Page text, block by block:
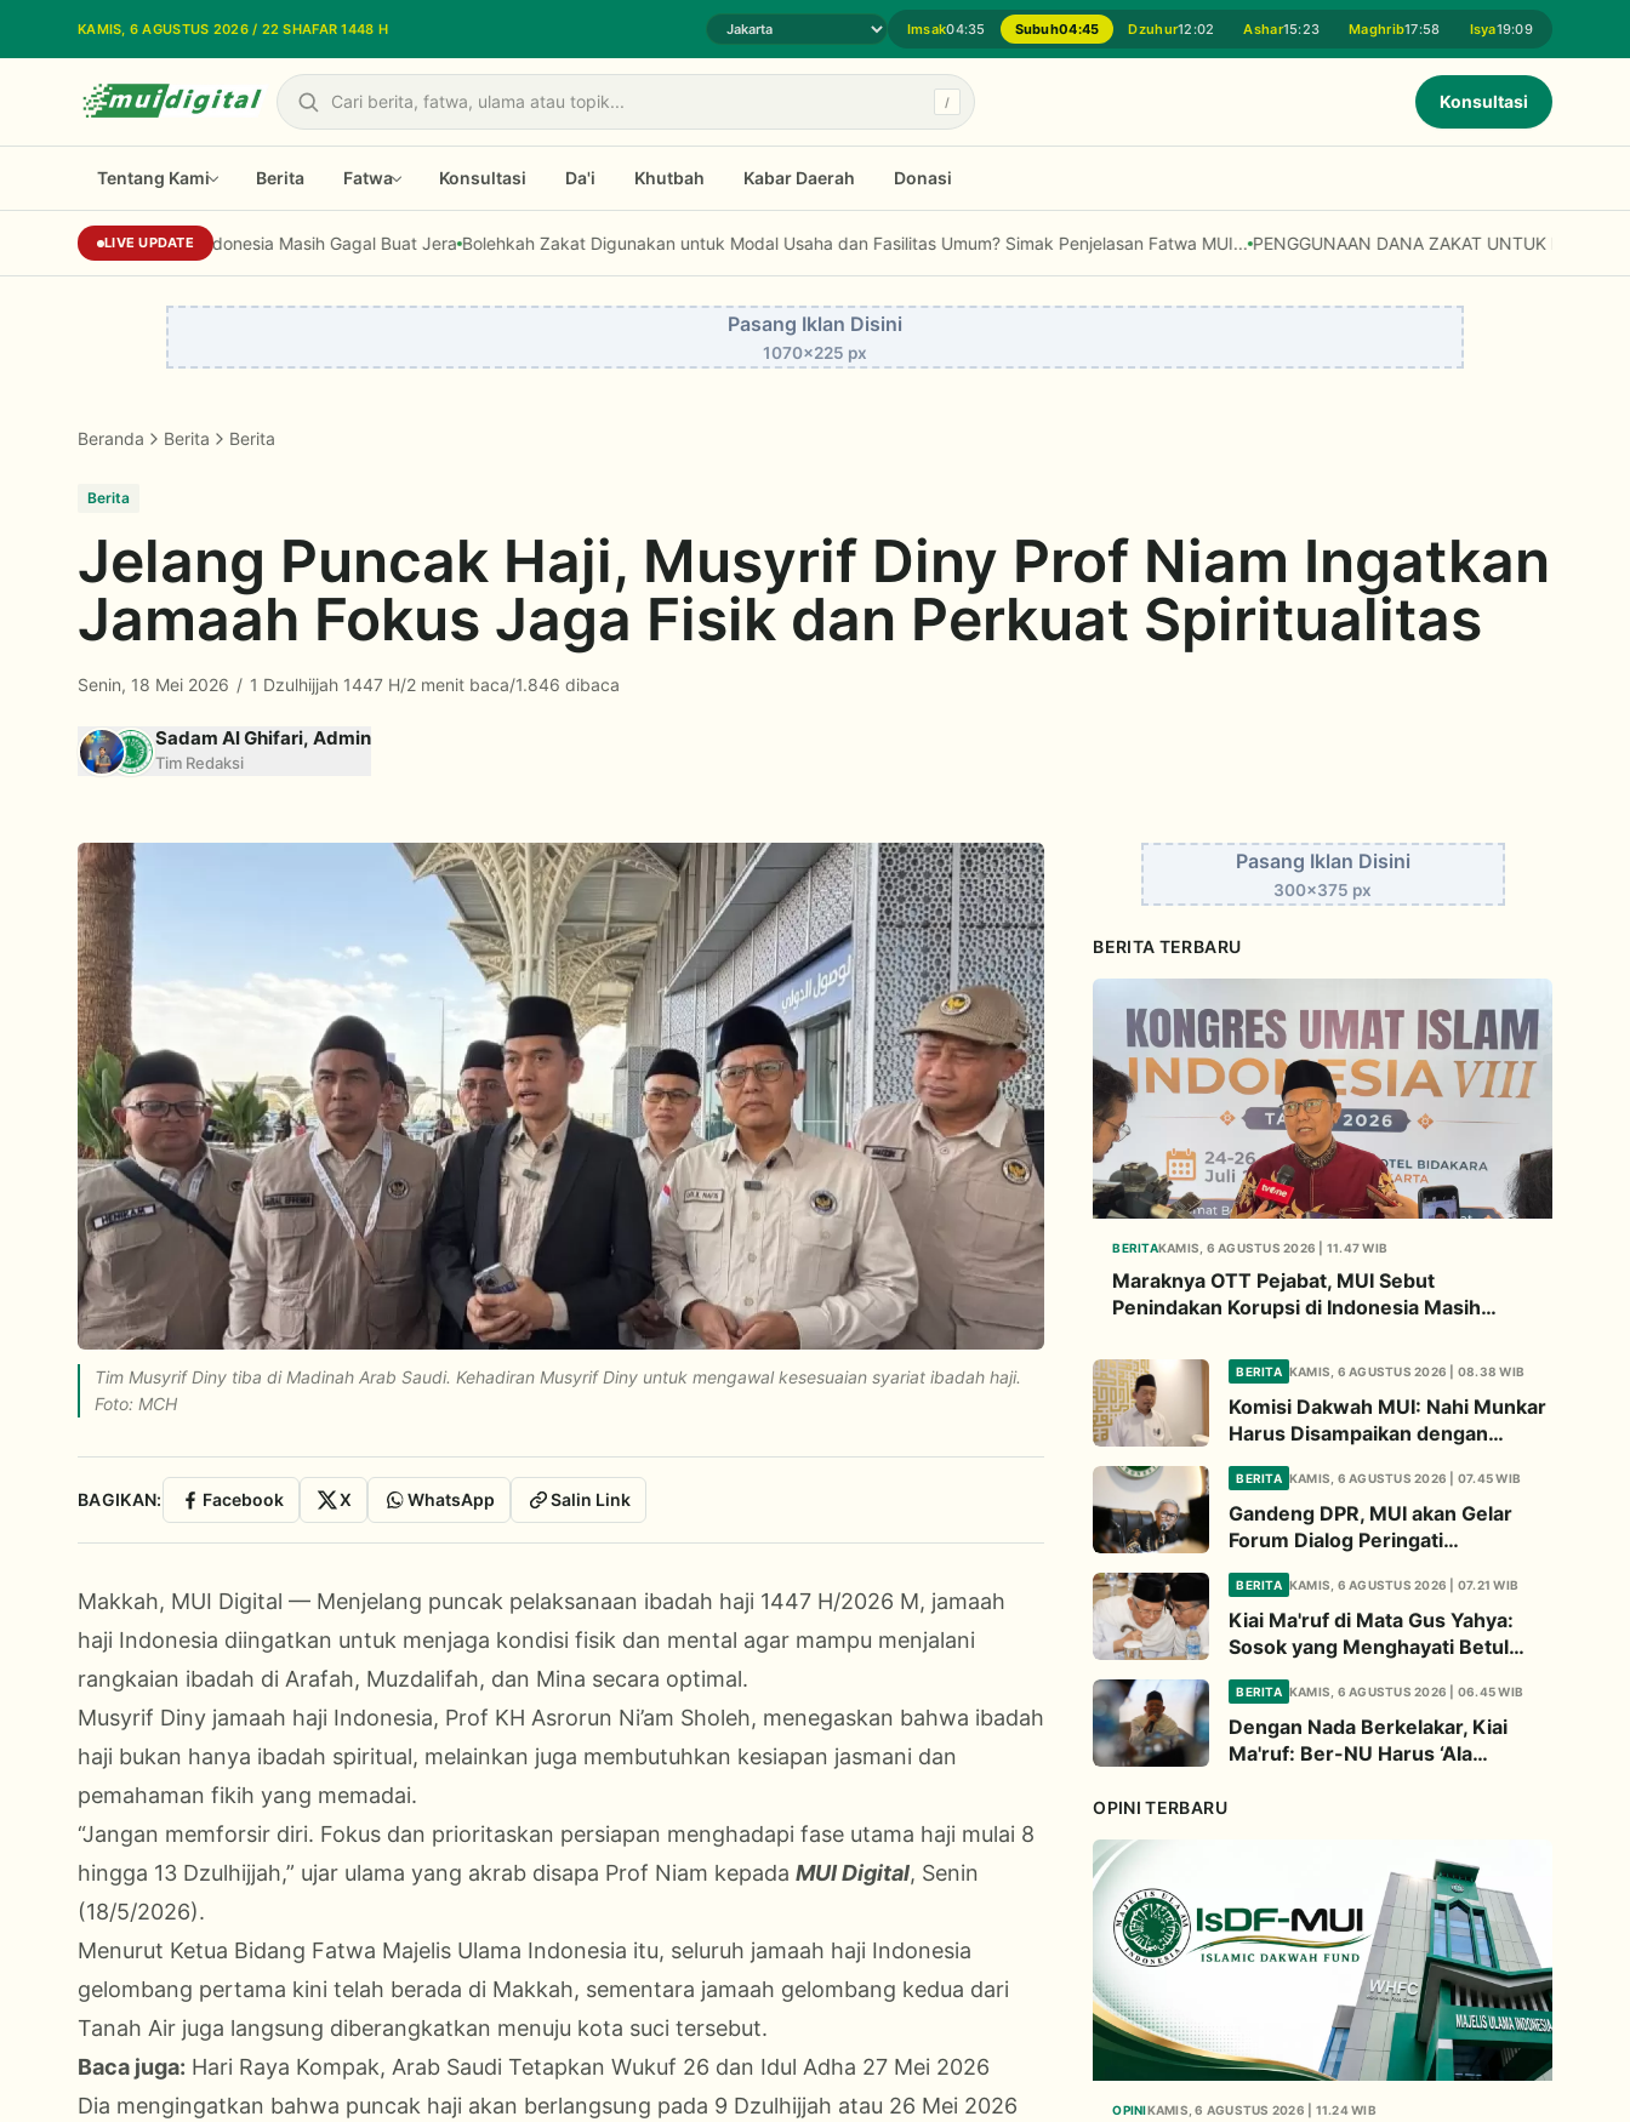
KAMIS, 6 AGUSTUS 2026 / 22 SHAFAR 1448 H Pilih daerah jadwal sholat Imsak04:35 Subuh04:45 Dzuhur12:02 Ashar15:23 Maghrib17:58 Isya19:09
Cari
/ Konsultasi
Tentang Kami Berita Fatwa Konsultasi Da'i Khutbah Kabar Daerah Donasi
LIVE UPDATE
di Indonesia Masih Gagal Buat Jera Bolehkah Zakat Digunakan untuk Modal Usaha dan Fasilitas Umum? Simak Penjelasan Fatwa MUI... PENGGUNAAN DANA ZAKAT UNTUK ISTITSMAR
Pasang Iklan Disini
1070x225 px
Beranda Berita Berita
Berita
Jelang Puncak Haji, Musyrif Diny Prof Niam Ingatkan
Jamaah Fokus Jaga Fisik dan Perkuat Spiritualitas
Senin, 18 Mei 2026 / 1 Dzulhijjah 1447 H/2 menit baca/1.846 dibaca
Sadam Al Ghifari, Admin
Tim Redaksi
Tim Musyrif Diny tiba di Madinah Arab Saudi. Kehadiran Musyrif Diny untuk mengawal kesesuaian syariat ibadah haji.
Foto: MCH
BAGIKAN: Facebook X WhatsApp Salin Link
Makkah, MUI Digital — Menjelang puncak pelaksanaan ibadah haji 1447 H/2026 M, jamaah
haji Indonesia diingatkan untuk menjaga kondisi fisik dan mental agar mampu menjalani
rangkaian ibadah di Arafah, Muzdalifah, dan Mina secara optimal.
Musyrif Diny jamaah haji Indonesia, Prof KH Asrorun Ni’am Sholeh, menegaskan bahwa ibadah
haji bukan hanya ibadah spiritual, melainkan juga membutuhkan kesiapan jasmani dan
pemahaman fikih yang memadai.
“Jangan memforsir diri. Fokus dan prioritaskan persiapan menghadapi fase utama haji mulai 8
hingga 13 Dzulhijjah,” ujar ulama yang akrab disapa Prof Niam kepada MUI Digital, Senin
(18/5/2026).
Menurut Ketua Bidang Fatwa Majelis Ulama Indonesia itu, seluruh jamaah haji Indonesia
gelombang pertama kini telah berada di Makkah, sementara jamaah gelombang kedua dari
Tanah Air juga langsung diberangkatkan menuju kota suci tersebut.
Baca juga: Hari Raya Kompak, Arab Saudi Tetapkan Wukuf 26 dan Idul Adha 27 Mei 2026
Dia mengingatkan bahwa puncak haji akan berlangsung pada 9 Dzulhijjah atau 26 Mei 2026
Pasang Iklan Disini
300x375 px
BERITA TERBARU
BERITAKAMIS, 6 AGUSTUS 2026 | 11.47 WIB
Maraknya OTT Pejabat, MUI Sebut
Penindakan Korupsi di Indonesia Masih
BERITA KAMIS, 6 AGUSTUS 2026 | 08.38 WIB
Komisi Dakwah MUI: Nahi Munkar
Harus Disampaikan dengan
Hikmah dan Solusi
BERITA KAMIS, 6 AGUSTUS 2026 | 07.45 WIB
Gandeng DPR, MUI akan Gelar
Forum Dialog Peringati
Pembakaran Masjid Al-Aqsa
BERITA KAMIS, 6 AGUSTUS 2026 | 07.21 WIB
Kiai Ma'ruf di Mata Gus Yahya:
Sosok yang Menghayati Betul
Perjuangan NU
BERITA KAMIS, 6 AGUSTUS 2026 | 06.45 WIB
Dengan Nada Berkelakar, Kiai
Ma'ruf: Ber-NU Harus ‘Ala
OPINI TERBARU
OPINIKAMIS, 6 AGUSTUS 2026 | 11.24 WIB